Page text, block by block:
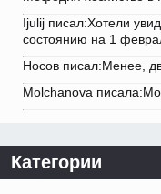
Ijulij писал:Хотели
состоянию на 1
Носов писал:Менее,
Molchanova
Категории